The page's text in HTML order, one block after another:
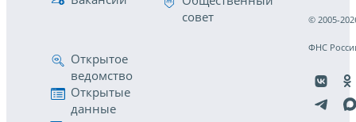
совет
Открытое
ведомство
Открытые
данные
© 2005-
ФНС